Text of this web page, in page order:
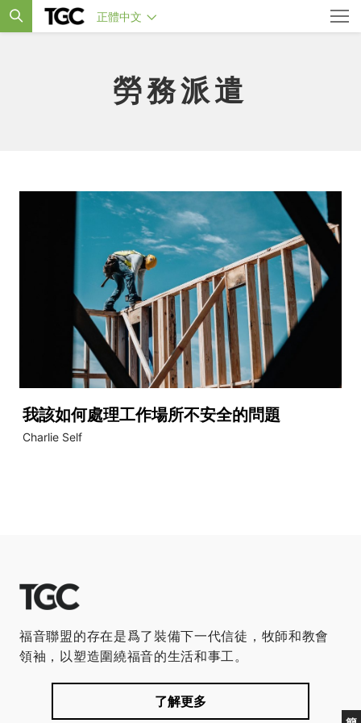
正體中文
勞務派遣
我該如何處理工作場所不安全的問題
Charlie Self
福音聯盟的存在是爲了裝備下一代信徒，牧師和教會
領袖，以塑造圍繞福音的生活和事工。
了解更多